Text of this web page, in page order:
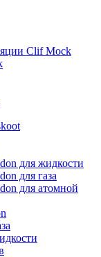
Clif Mock
для жидкости
для газа
для атомной